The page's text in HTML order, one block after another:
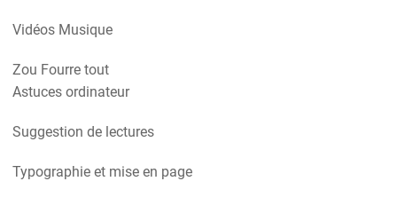
Vidéos Musique
Zou Fourre tout
Astuces ordinateur
Suggestion de lectures
Typographie et mise en page